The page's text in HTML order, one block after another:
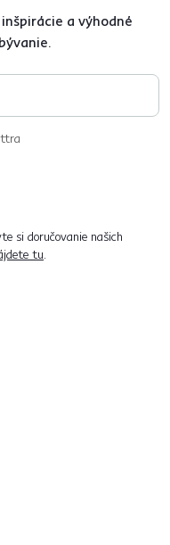
a výhodné
si doručovanie našich
tu.